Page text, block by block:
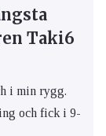
Taki6
i min rygg.
och fick i 9-